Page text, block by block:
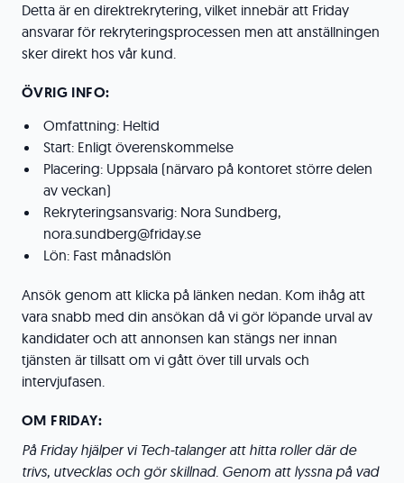
Detta är en direktrekrytering, vilket innebär att Friday
ansvarar för rekryteringsprocessen men att anställningen
sker direkt hos vår kund.
ÖVRIG INFO:
Omfattning: Heltid
Start: Enligt överenskommelse
Placering: Uppsala (närvaro på kontoret större delen
av veckan)
Rekryteringsansvarig: Nora Sundberg,
nora.sundberg@friday.se
Lön: Fast månadslön
Ansök genom att klicka på länken nedan. Kom ihåg att
vara snabb med din ansökan då vi gör löpande urval av
kandidater och att annonsen kan stängs ner innan
tjänsten är tillsatt om vi gått över till urvals och
intervjufasen.
OM FRIDAY:
På Friday hjälper vi Tech-talanger att hitta roller där de
trivs, utvecklas och gör skillnad. Genom att lyssna på vad